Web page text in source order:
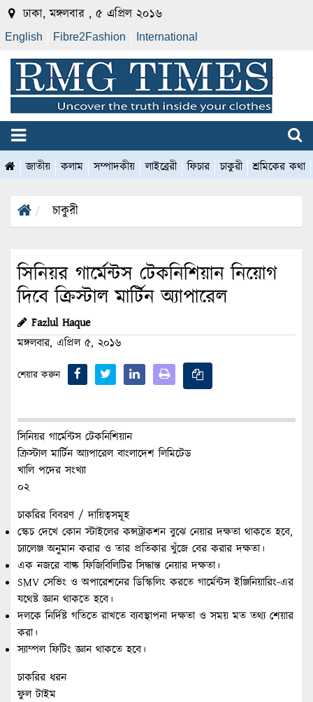
ঢাকা, মঙ্গলবার , ৫ এপ্রিল ২০১৬
English Fibre2Fashion International
জাতীয় কলাম সম্পাদকীয় লাইব্রেরী ফিচার চাকুরী শ্রমিকের কথা
চাকুরী
সিনিয়র গার্মেন্টস টেকনিশিয়ান নিয়োগ
দিবে ক্রিস্টাল মার্টিন অ্যাপারেল
Fazlul Haque
মঙ্গলবার, এপ্রিল ৫, ২০১৬
শেয়ার করুন
সিনিয়র গার্মেন্টস টেকনিশিয়ান
ক্রিস্টাল মার্টিন আ্যপারেল বাংলাদেশ লিমিটেড
খালি পদের সংখ্যা
০২
চাকরির বিবরণ / দায়িত্বসমূহ
স্কেচ দেখে কোন স্টাইলের কন্সট্রাকশন বুঝে নেয়ার দক্ষতা থাকতে হবে,
চ্যালেঞ্জ অনুমান করার ও তার প্রতিকার খুঁজে বের করার দক্ষতা।
এক নজরে বাল্ক ফিজিবিলিটির সিদ্ধান্ত নেয়ার দক্ষতা।
SMV সেভিং ও অপারেশনের ডিস্কিলিং করতে গার্মেন্টস ইঞ্জিনিয়ারিং-এর
যথেষ্ট জ্ঞান থাকতে হবে।
দলকে নির্দিষ্ট গতিতে রাখতে ব্যবস্থাপনা দক্ষতা ও সময় মত তথ্য শেয়ার
করা।
স্যাম্পল ফিটিং জ্ঞান থাকতে হবে।
চাকরির ধরন
ফুল টাইম